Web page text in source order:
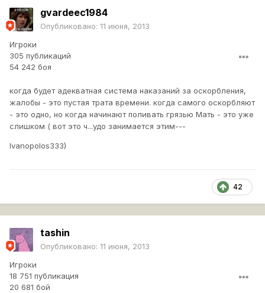
gvardeec1984
Опубликовано: 11 июня, 2013
Игроки
305 публикаций
54 242 боя
когда будет адекватная система наказаний за оскорбления,
жалобы - это пустая трата времени. когда самого оскорбляют
- это одно, но когда начинают поливать грязью Мать - это уже
слишком ( вот это ч...удо занимается этим---
Ivanopolos333)
42
tashin
Опубликовано: 11 июня, 2013
Игроки
18 751 публикация
20 681 бой